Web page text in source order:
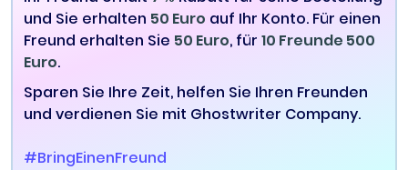
und Sie erhalten 50 Euro auf Ihr Konto. Für einen
Freund erhalten Sie 50 Euro, für 10 Freunde 500
Euro.
Sparen Sie Ihre Zeit, helfen Sie Ihren Freunden
und verdienen Sie mit Ghostwriter Company.
#BringEinenFreund